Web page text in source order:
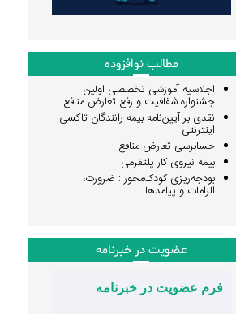
مطالب نوافزوده
اجلاسیه آموزشی تخصصی اولین
جشنواره شفافیت و رفع تعارض منافع
نقدی بر آیین‌نامه بیمه رانندگان تاکسی
اینترنتی
حسابرسی تعارض منافع
بیمه نیروی کار پلتفرمی
بودجه‌ریزی کودک‌محور : ضرورت،
الزامات و پیامدها
عضویت در خبرنامه
فرم عضویت در خبرنامه